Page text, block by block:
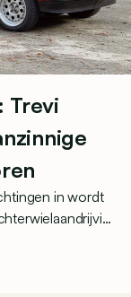
Trevi
in wordt
Omdat de